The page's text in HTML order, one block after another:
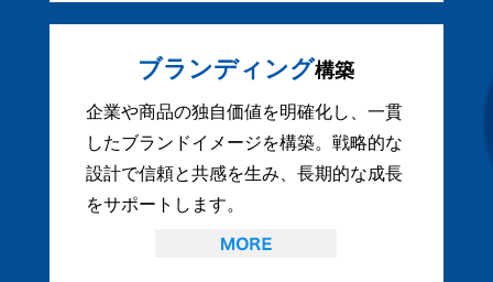
ブランディング構築
企業や商品の独自価値を明確化し、一貫
したブランドイメージを構築。戦略的な
設計で信頼と共感を生み、長期的な成長
をサポートします。